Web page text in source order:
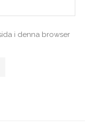
i denna browser